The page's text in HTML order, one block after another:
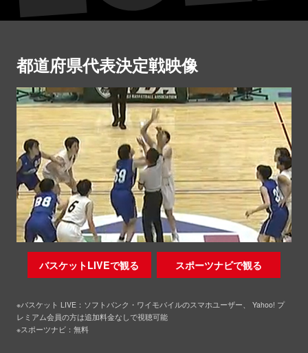
都道府県代表決定戦映像
バスケットLIVEで観る スポーツナビで観る
※バスケット LIVE：ソフトバンク・ワイモバイルのスマホユーザー、 Yahoo! プ
レミアム会員の方は追加料金なしで視聴可能
※スポーツナビ：無料